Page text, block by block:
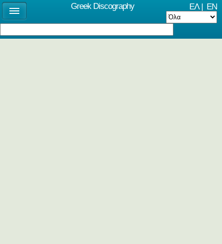
ΕΛ| EN
Greek Discography